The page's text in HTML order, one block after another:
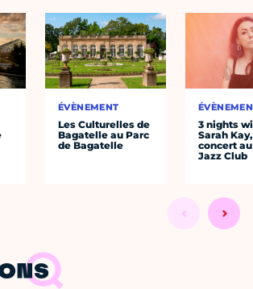
ÉVÈNEMENT
Les Culturelles de
Bagatelle au Parc
de Bagatelle
3 nights
Sarah
concert
Jazz Club